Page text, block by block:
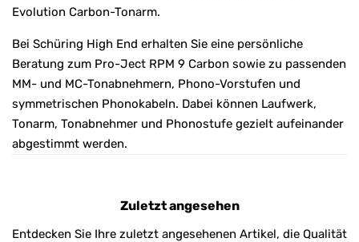
Evolution Carbon-Tonarm.
Bei Schüring High End erhalten Sie eine persönliche
Beratung zum Pro-Ject RPM 9 Carbon sowie zu passenden
MM- und MC-Tonabnehmern, Phono-Vorstufen und
symmetrischen Phonokabeln. Dabei können Laufwerk,
Tonarm, Tonabnehmer und Phonostufe gezielt aufeinander
abgestimmt werden.
Zuletzt angesehen
Entdecken Sie Ihre zuletzt angesehenen Artikel, die Qualität